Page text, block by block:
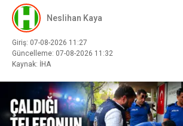
Neslihan Kaya
Giriş: 07-08-2026 11:27
Güncelleme: 07-08-2026 11:32
Kaynak: İHA